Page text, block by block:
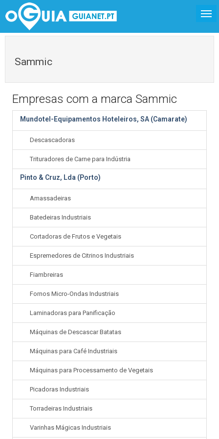
Sammic
Empresas com a marca Sammic
Mundotel-Equipamentos Hoteleiros, SA (Camarate)
Descascadoras
Trituradores de Carne para Indústria
Pinto & Cruz, Lda (Porto)
Amassadeiras
Batedeiras Industriais
Cortadoras de Frutos e Vegetais
Espremedores de Citrinos Industriais
Fiambreiras
Fornos Micro-Ondas Industriais
Laminadoras para Panificação
Máquinas de Descascar Batatas
Máquinas para Café Industriais
Máquinas para Processamento de Vegetais
Picadoras Industriais
Torradeiras Industriais
Varinhas Mágicas Industriais